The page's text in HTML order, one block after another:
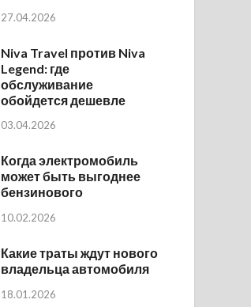
27.04.2026
Niva Travel против Niva
Legend: где
обслуживание
обойдется дешевле
03.04.2026
Когда электромобиль
может быть выгоднее
бензинового
10.02.2026
Какие траты ждут нового
владельца автомобиля
18.01.2026